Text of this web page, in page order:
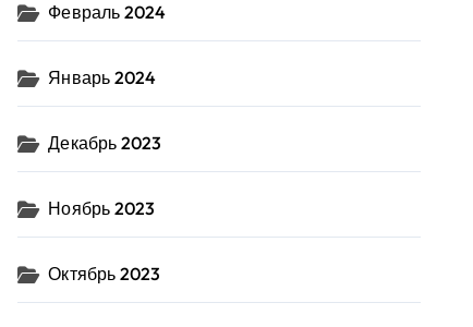
Февраль 2024
Январь 2024
Декабрь 2023
Ноябрь 2023
Октябрь 2023